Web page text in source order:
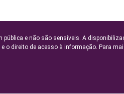
pública e não são sensíveis. A
e o direito de acesso à informação. Para